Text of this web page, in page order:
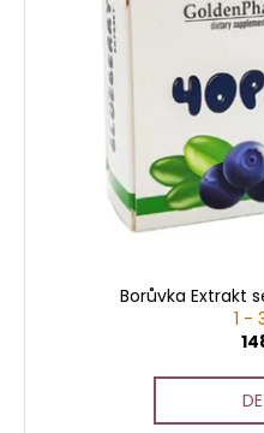
Borůvka Extrakt
1 -